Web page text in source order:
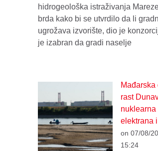
hidrogeološka istraživanja
brda kako bi se utvrdilo da li
ugrožava izvorište, dio je
je izabran da gradi naselje
rast
nuklearna
elektrana
on 07/08/
15:24